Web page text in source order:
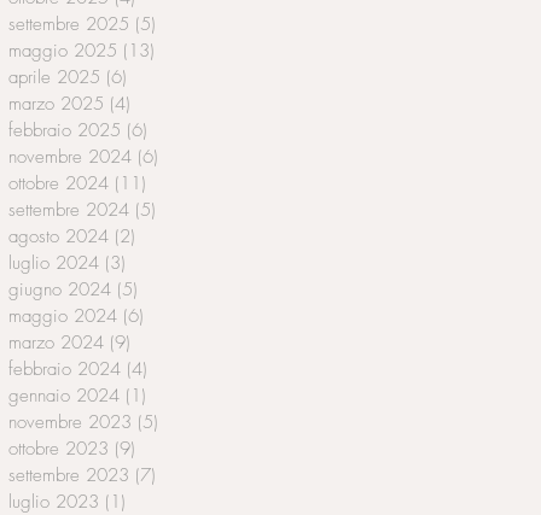
settembre 2025 (5)
maggio 2025 (13)
aprile 2025 (6)
marzo 2025 (4)
febbraio 2025 (6)
novembre 2024 (6)
ottobre 2024 (11)
settembre 2024 (5)
agosto 2024 (2)
luglio 2024 (3)
giugno 2024 (5)
maggio 2024 (6)
marzo 2024 (9)
febbraio 2024 (4)
gennaio 2024 (1)
novembre 2023 (5)
ottobre 2023 (9)
settembre 2023 (7)
luglio 2023 (1)